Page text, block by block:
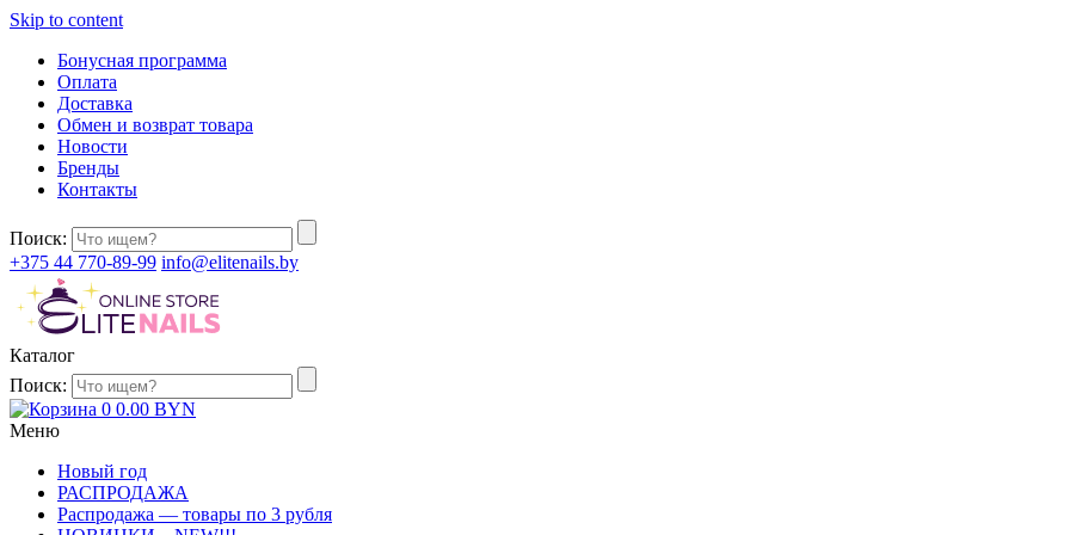
Skip to content
Бонусная программа
Оплата
Доставка
Обмен и возврат товара
Новости
Бренды
Контакты
Поиск:
+375 44 770-89-99 info@elitenails.by
Каталог
Поиск:
0 0.00 BYN
Меню
Новый год
РАСПРОДАЖА
Распродажа — товары по 3 рубля